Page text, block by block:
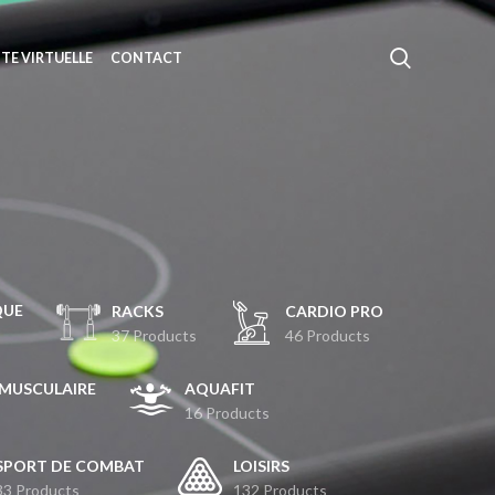
VIRTUELLE CONTACT
RACKS
37 Products
CARDIO PRO
46 Products
AQUAFIT
16 Products
DE COMBAT
Products
LOISIRS
132 Products